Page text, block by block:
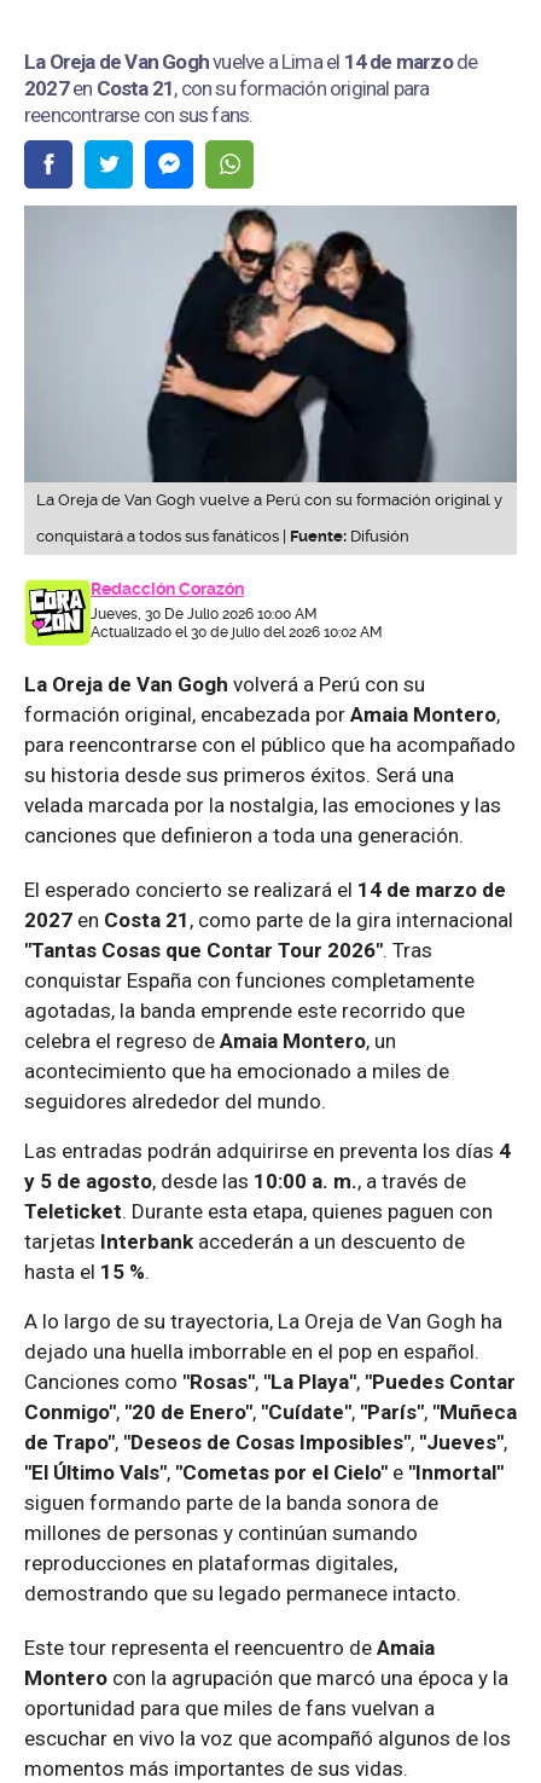
La Oreja de Van Goghvuelve a Lima el 14 de marzode
2027en Costa 21, con su formación original para
reencontrarse con sus fans.
La Oreja de Van Gogh vuelve a Perú con su formación original y
conquistará a todos sus fanáticos | Fuente: Difusión
Redacción Corazón
Jueves, 30 De Julio 2026 10:00 AM
Actualizado el 30 de julio del 2026 10:02 AM
La Oreja de Van Gogh volverá a Perú con su
formación original, encabezada por Amaia Montero,
para reencontrarse con el público que ha acompañado
su historia desde sus primeros éxitos. Será una
velada marcada por la nostalgia, las emociones y las
canciones que definieron a toda una generación.
El esperado concierto se realizará el 14 de marzo de
2027 en Costa 21 , como parte de la gira internacional
"Tantas Cosas que Contar Tour 2026". Tras
conquistar España con funciones completamente
agotadas, la banda emprende este recorrido que
celebra el regreso de Amaia Montero, un
acontecimiento que ha emocionado a miles de
seguidores alrededor del mundo.
Las entradas podrán adquirirse en preventa los días 4
y 5 de agosto, desde las 10:00 a. m., a través de
Teleticket. Durante esta etapa, quienes paguen con
tarjetas Interbank accederán a un descuento de
hasta el 15 %.
A lo largo de su trayectoria, La Oreja de Van Gogh ha
dejado una huella imborrable en el pop en español.
Canciones como "Rosas", "La Playa", "Puedes Contar
Conmigo", "20 de Enero", "Cuídate", "París", "Muñeca
de Trapo", "Deseos de Cosas Imposibles", "Jueves",
"El Último Vals", "Cometas por el Cielo" e "Inmortal"
siguen formando parte de la banda sonora de
millones de personas y continúan sumando
reproducciones en plataformas digitales,
demostrando que su legado permanece intacto.
Este tour representa el reencuentro de Amaia
Montero con la agrupación que marcó una época y la
oportunidad para que miles de fans vuelvan a
escuchar en vivo la voz que acompañó algunos de los
momentos más importantes de sus vidas.